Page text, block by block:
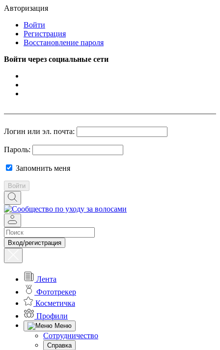
Авторизация
Войти
Регистрация
Восстановление пароля
Войти через социальные сети
Логин или эл. почта:
Пароль:
Запомнить меня
Войти
Вход/регистрация
Лента
Фототрекер
Косметичка
Профили
Меню
Сотрудничество
Справка